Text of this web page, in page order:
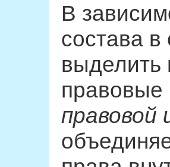
В
состава
выделить
правовые